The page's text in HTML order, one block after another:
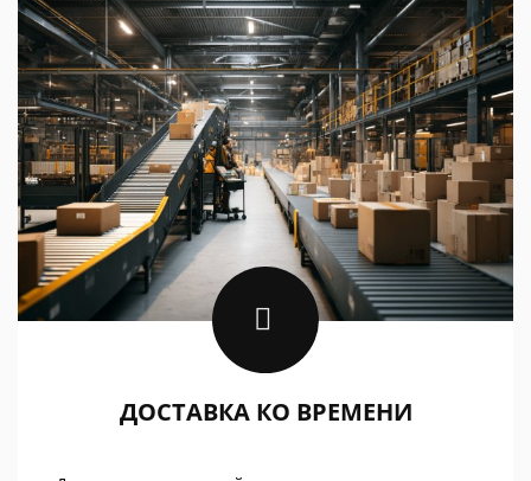
ДОСТАВКА КО ВРЕМЕНИ